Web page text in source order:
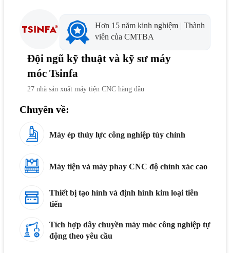
Đội ngũ kỹ thuật và kỹ sư máy
móc Tsinfa
27 nhà sản xuất máy tiện CNC hàng đầu
Hơn 15 năm kinh nghiệm | Thành
viên của CMTBA
Chuyên về:
Máy ép thủy lực công nghiệp tùy chỉnh
Máy tiện và máy phay CNC độ chính xác cao
Thiết bị tạo hình và định hình kim loại tiên
tiến
Tích hợp dây chuyền máy móc công nghiệp tự
động theo yêu cầu